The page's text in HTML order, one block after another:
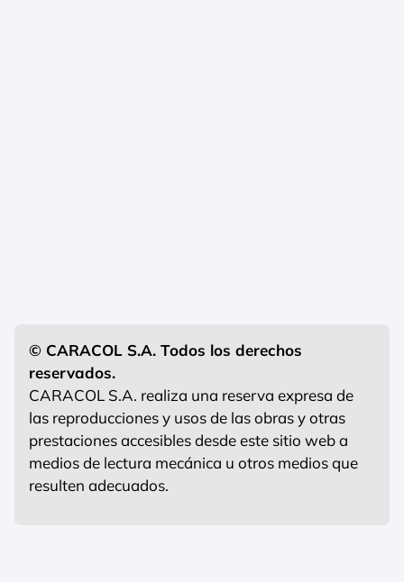
© CARACOL S.A. Todos los derechos
reservados.
CARACOL S.A. realiza una reserva expresa de
las reproducciones y usos de las obras y otras
prestaciones accesibles desde este sitio web a
medios de lectura mecánica u otros medios que
resulten adecuados.